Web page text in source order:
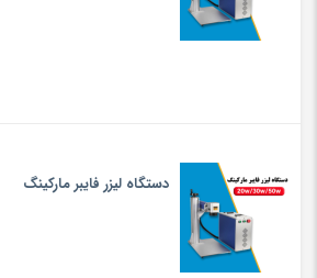
دستگاه لیزر فایبر مارکینگ